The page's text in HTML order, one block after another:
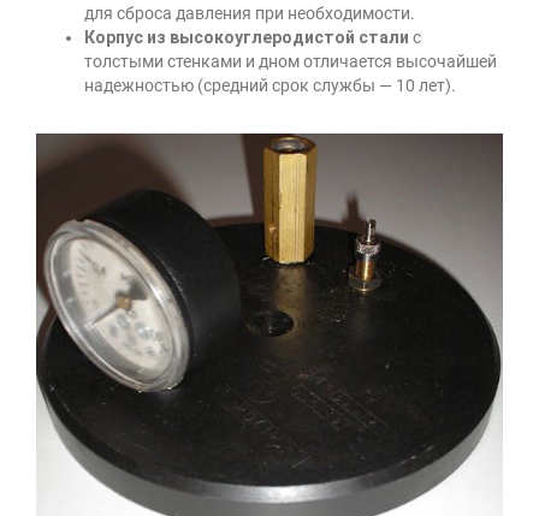
для сброса давления при необходимости.
Корпус из высокоуглеродистой стали с
толстыми стенками и дном отличается высочайшей
надежностью (средний срок службы — 10 лет).